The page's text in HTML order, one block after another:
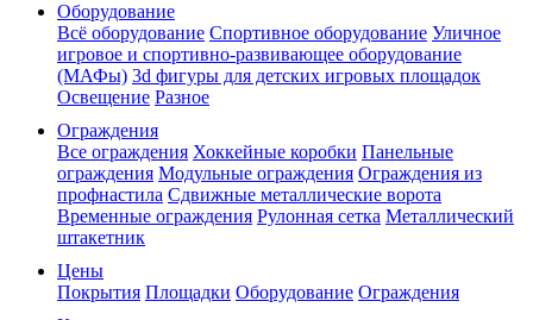
Оборудование
Всё оборудование Спортивное оборудование Уличное
игровое и спортивно-развивающее оборудование
(МАФы) 3d фигуры для детских игровых площадок
Освещение Разное
Ограждения
Все ограждения Хоккейные коробки Панельные
ограждения Модульные ограждения Ограждения из
профнастила Сдвижные металлические ворота
Временные ограждения Рулонная сетка Металлический
штакетник
Цены
Покрытия Площадки Оборудование Ограждения